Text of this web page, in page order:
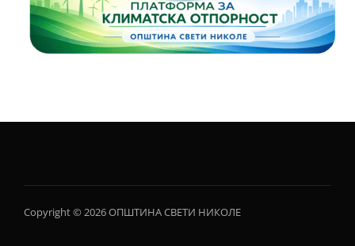
Copyright © 2026 ОПШТИНА СВЕТИ НИКОЛЕ